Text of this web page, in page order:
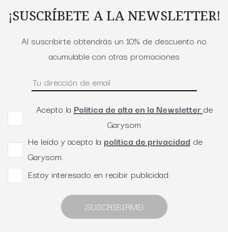
¡SUSCRÍBETE A LA NEWSLETTER!
Al suscribirte obtendrás un 10% de descuento no
acumulable con otras promociones
Acepto la Política de alta en la Newsletterde
Garysom
He leído y acepto la política de privacidad de
Garysom.
Estoy interesado en recibir publicidad.
¡SUSCRIBIRME!